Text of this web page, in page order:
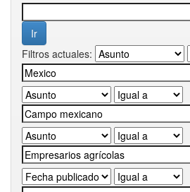
Filtros actuales: